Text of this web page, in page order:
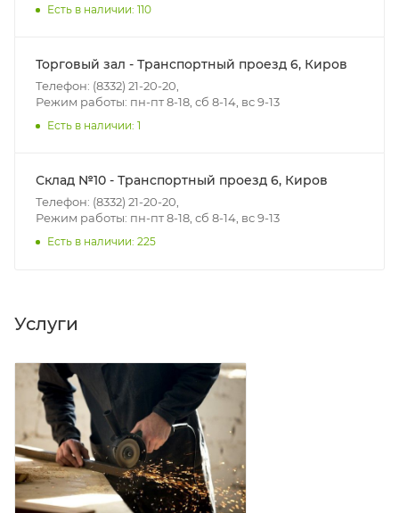
(перекрестки улиц):
• Дзержинского - Жуковского
• Ленина - 65 лет победы
• Московская - Ульяновская
• Чистопрудненская - Украинская
• Щорса – Ульяновская
Доставка в Нововятский р-он, Коминтерн, Костино и
мешающих принять товар, необходимо как можно
раньше связаться с менеджером, либо с отделом
логистики БМС.
ВАЖНО: Покупатель обязан обеспечить наличие
подъездных путей до места выгрузки. При
отсутствии подъездных путей поставщик вправе
Есть в наличии: 110
Торговый зал - Транспортный проезд 6, Киров
Телефон: (8332) 21-20-20,
Режим работы: пн-пт 8-18, сб 8-14, вс 9-13
Есть в наличии: 1
Склад №10 - Транспортный проезд 6, Киров
Телефон: (8332) 21-20-20,
Режим работы: пн-пт 8-18, сб 8-14, вс 9-13
Есть в наличии: 225
Услуги